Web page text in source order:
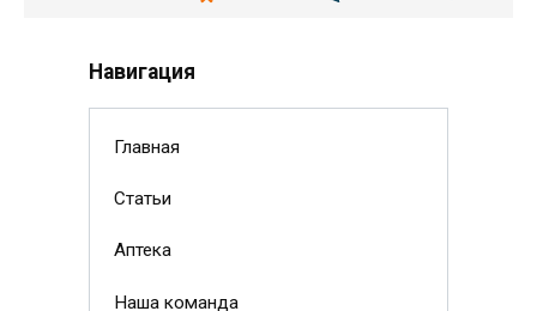
Навигация
Главная
Статьи
Аптека
Наша команда